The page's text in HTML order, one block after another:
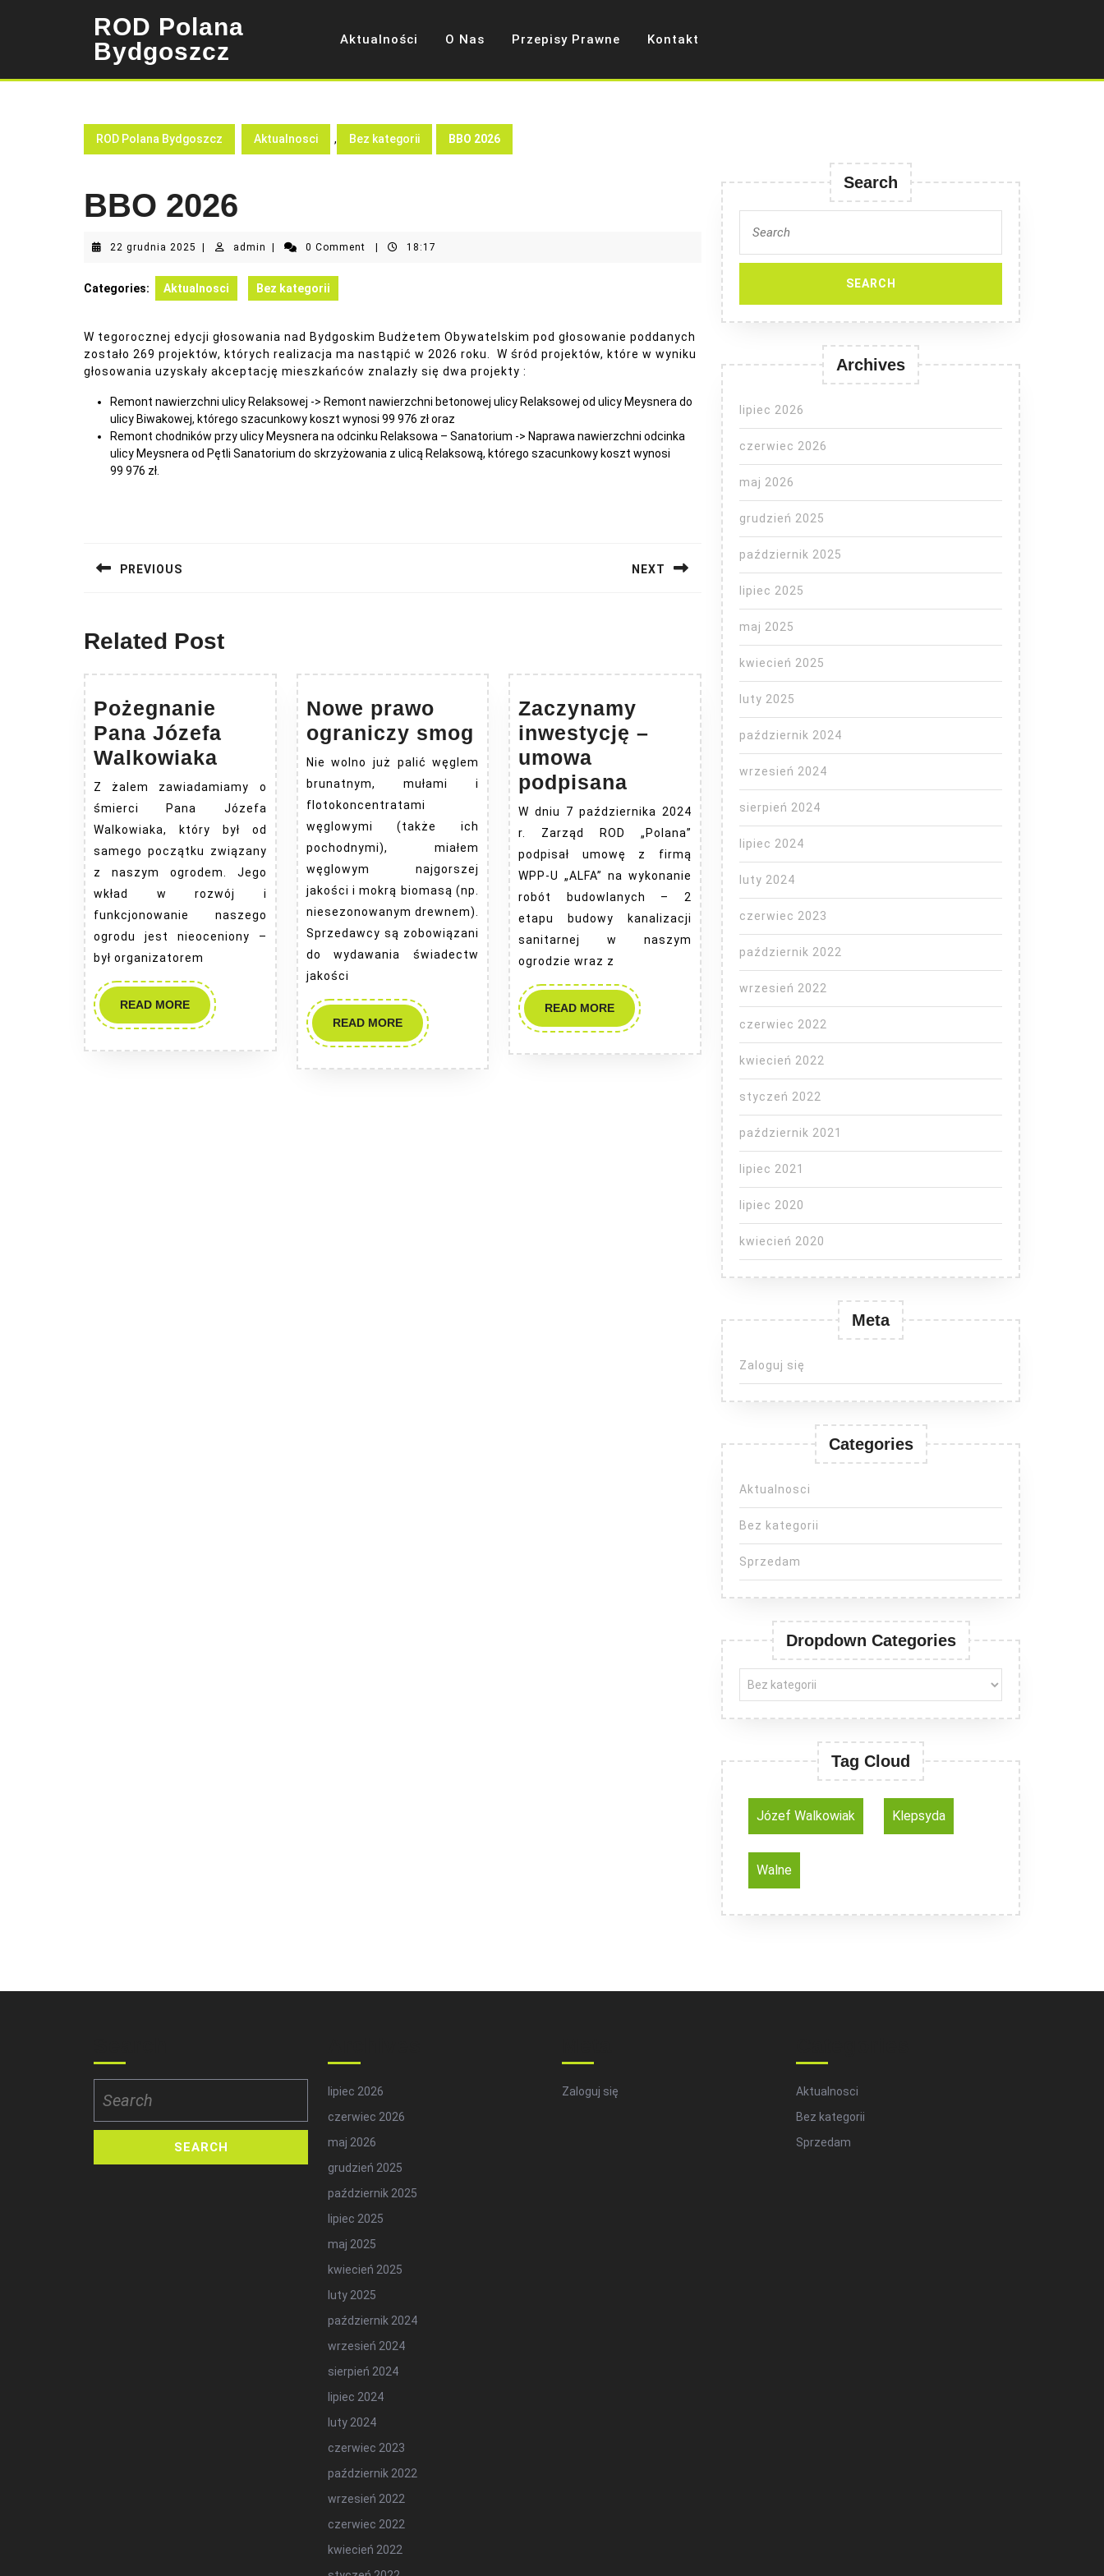
ROD Polana
Bydgoszcz
Aktualności O Nas Przepisy Prawne Kontakt
ROD Polana Bydgoszcz Aktualnosci , Bez kategorii BBO 2026
BBO 2026
22 grudnia 2025 22
2025
admin admin 0 Comment 18:17
Categories: Aktualnosci Bez kategorii
W tegorocznej edycji głosowania nad Bydgoskim Budżetem Obywatelskim pod głosowanie poddanych
zostało 269 projektów, których realizacja ma nastąpić w 2026 roku. W śród projektów, które w wyniku
głosowania uzyskały akceptację mieszkańców znalazły się dwa projekty :
Remont nawierzchni ulicy Relaksowej -> Remont nawierzchni betonowej ulicy Relaksowej od ulicy Meysnera do
ulicy Biwakowej, którego szacunkowy koszt wynosi 99 976 zł oraz
Remont chodników przy ulicy Meysnera na odcinku Relaksowa – Sanatorium -> Naprawa nawierzchni odcinka
ulicy Meysnera od Pętli Sanatorium do skrzyżowania z ulicą Relaksową, którego szacunkowy koszt wynosi
99 976 zł.
wpisu
PREVIOUS NEXT
Related Post
Pożegnanie
Pana Józefa
Walkowiaka Pożegnanie
Pana
Józefa
Walkowiaka
Z żalem zawiadamiamy o
śmierci Pana Józefa
Walkowiaka, który był od
samego początku związany
z naszym ogrodem. Jego
wkład w rozwój i
funkcjonowanie naszego
ogrodu jest nieoceniony –
był organizatorem
READ MOREREAD
MORE
Nowe prawo
ograniczy smog Nowe
prawo
ograniczy
smog
Nie wolno już palić węglem
brunatnym, mułami i
flotokoncentratami
węglowymi (także ich
pochodnymi), miałem
węglowym najgorszej
jakości i mokrą biomasą (np.
niesezonowanym drewnem).
Sprzedawcy są zobowiązani
do wydawania świadectw
jakości
READ MOREREAD
MORE
Zaczynamy
inwestycję –
umowa
podpisana Zaczynamy
inwestycję
umowa
podpisana
W dniu 7 października 2024
r. Zarząd ROD „Polana”
podpisał umowę z firmą
WPP-U „ALFA” na wykonanie
robót budowlanych – 2
etapu budowy kanalizacji
sanitarnej w naszym
ogrodzie wraz z
READ MOREREAD
MORE
Search
for:
Archives
lipiec 2026
czerwiec 2026
maj 2026
grudzień 2025
październik 2025
lipiec 2025
maj 2025
kwiecień 2025
luty 2025
październik 2024
wrzesień 2024
sierpień 2024
lipiec 2024
luty 2024
czerwiec 2023
październik 2022
wrzesień 2022
czerwiec 2022
kwiecień 2022
styczeń 2022
październik 2021
lipiec 2021
lipiec 2020
kwiecień 2020
Meta
Zaloguj się
Categories
Aktualnosci
Bez kategorii
Sprzedam
Dropdown Categories
Tag Cloud
Józef Walkowiak Klepsyda
Walne
for:
lipiec 2026
czerwiec 2026
maj 2026
grudzień 2025
październik 2025
lipiec 2025
maj 2025
kwiecień 2025
luty 2025
październik 2024
wrzesień 2024
sierpień 2024
lipiec 2024
luty 2024
czerwiec 2023
październik 2022
wrzesień 2022
czerwiec 2022
kwiecień 2022
Zaloguj się
Aktualnosci
Bez kategorii
Sprzedam